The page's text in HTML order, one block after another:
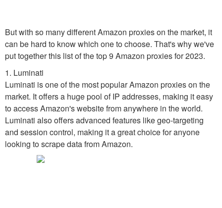
But with so many different Amazon proxies on the market, it
can be hard to know which one to choose. That's why we've
put together this list of the top 9 Amazon proxies for 2023.
1. Luminati
Luminati is one of the most popular Amazon proxies on the
market. It offers a huge pool of IP addresses, making it easy
to access Amazon's website from anywhere in the world.
Luminati also offers advanced features like geo-targeting
and session control, making it a great choice for anyone
looking to scrape data from Amazon.